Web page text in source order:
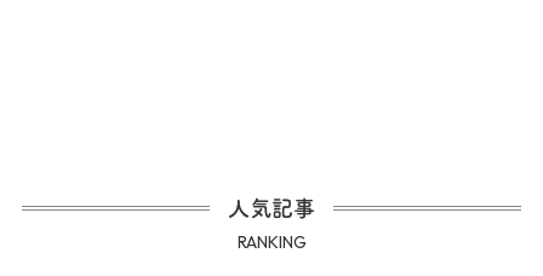
人気記事
RANKING